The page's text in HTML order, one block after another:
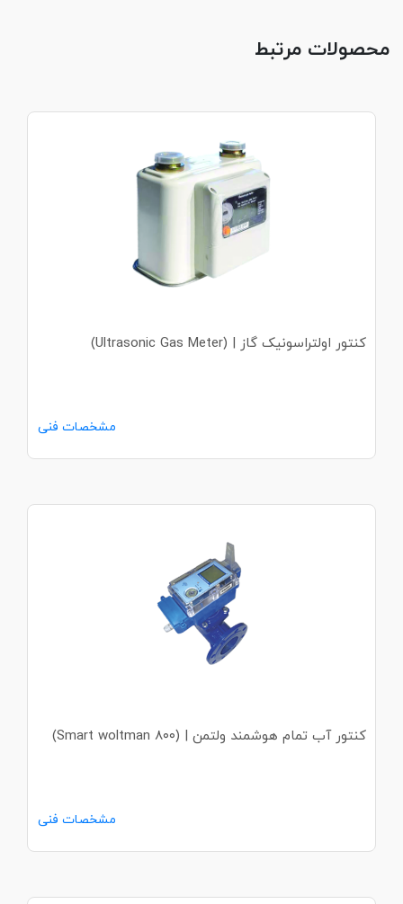
محصولات مرتبط
کنتور اولتراسونیک گاز | (Ultrasonic Gas Meter)
مشخصات فنی
کنتور آب تمام هوشمند ولتمن | (Smart woltman ۸۰۰)
مشخصات فنی